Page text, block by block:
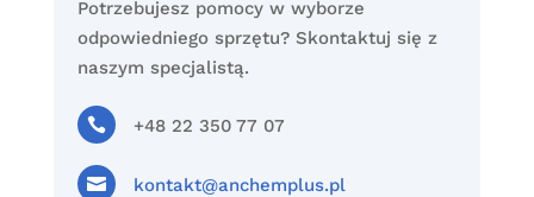
Potrzebujesz pomocy w wyborze
odpowiedniego sprzętu? Skontaktuj się z
naszym specjalistą.
 +48 22 350 77 07
 kontakt@anchemplus.pl